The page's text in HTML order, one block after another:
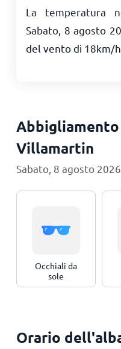
La temperatura
Sabato, 8 agosto
del vento di 18km/h
Villamartin
Sabato, 8 agosto 2026
Occhiali da
sole
Orario